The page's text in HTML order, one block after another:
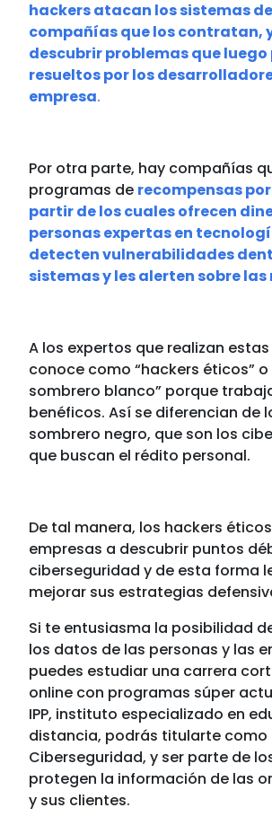
hackers atacan los sistemas
compañías que los contratan,
descubrir problemas que luego
resueltos por los
empresa.
Por otra parte, hay compañías
programas de recompensas
partir de los cuales ofrecen
personas expertas en
detecten vulnerabilidades
sistemas y les alerten sobre
A los expertos que realizan
conoce como “hackers éticos” o
sombrero blanco” porque
benéficos. Así se diferencian de
sombrero negro, que son los
que buscan el rédito personal.
De tal manera, los hackers
empresas a descubrir puntos
ciberseguridad y de esta forma
mejorar sus estrategias
Si te entusiasma la posibilidad
los datos de las personas y las
puedes estudiar una carrera
online con programas súper
IPP, instituto especializado en
distancia, podrás titularte como
Ciberseguridad,y ser parte de
protegen la información de las
y sus clientes.